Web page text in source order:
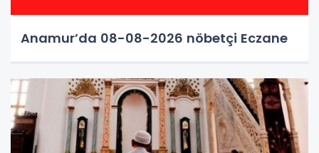
Anamur’da 08-08-2026 nöbetçi Eczane